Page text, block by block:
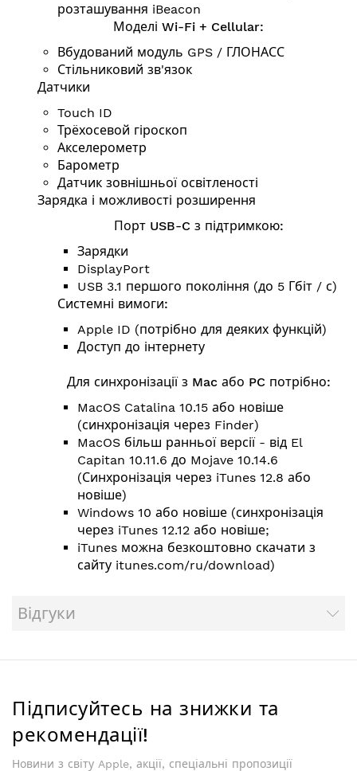
розташування iBeacon
Моделі Wi-Fi + Cellular:
Вбудований модуль GPS / ГЛОНАСС
Стільниковий зв'язок
Датчики
Touch ID
Трёхосевой гіроскоп
Акселерометр
Барометр
Датчик зовнішньої освітленості
Зарядка і можливості розширення
Порт USB-C з підтримкою:
Зарядки
DisplayPort
USB 3.1 першого покоління (до 5 Гбіт / с)
Системні вимоги:
Apple ID (потрібно для деяких функцій)
Доступ до інтернету
Для синхронізації з Mac або PC потрібно:
MacOS Catalina 10.15 або новіше
(синхронізація через Finder)
MacOS більш ранньої версії - від El
Capitan 10.11.6 до Mojave 10.14.6
(Синхронізація через iTunes 12.8 або
новіше)
Windows 10 або новіше (синхронізація
через iTunes 12.12 або новіше;
iTunes можна безкоштовно скачати з
сайту itunes.com/ru/download)
Відгуки
Підписуйтесь на знижки та
рекомендації!
Новини з світу Apple, акції, спеціальні пропозиції